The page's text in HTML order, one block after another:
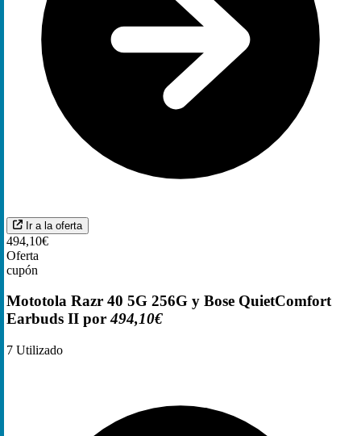
Ir a la oferta
494,10€
Oferta
cupón
Mototola Razr 40 5G 256G y Bose QuietComfort
Earbuds II por494,10€
7 Utilizado